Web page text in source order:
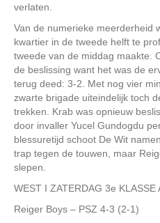
verlaten.
Van de numerieke meerderheid
kwartier in de tweede helft te
tweede van de middag maakte.
de beslissing want het was de
terug deed: 3-2. Met nog vier
zwarte brigade uiteindelijk toch
trekken. Krab was opnieuw
door invaller Yucel Gundogdu
blessuretijd schoot De Wit
trap tegen de touwen, maar
slepen.
WEST I ZATERDAG 3e KLASSE
Reiger Boys – PSZ 4-3 (2-1)